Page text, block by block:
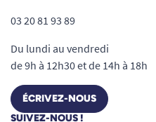
03 20 81 93 89
Du lundi au vendredi
de 9h à 12h30 et de 14h à 18h
ÉCRIVEZ-NOUS
SUIVEZ-NOUS !